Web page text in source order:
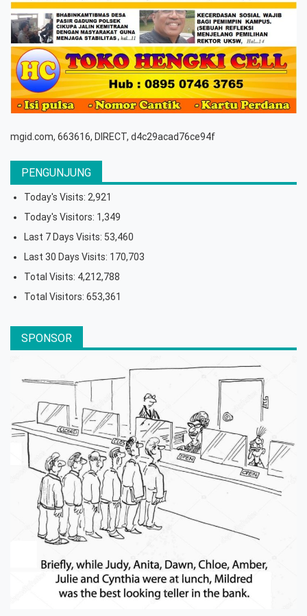
mgid.com, 663616, DIRECT, d4c29acad76ce94f
PENGUNJUNG
Today's Visits: 2,921
Today's Visitors: 1,349
Last 7 Days Visits: 53,460
Last 30 Days Visits: 170,703
Total Visits: 4,212,788
Total Visitors: 653,361
SPONSOR